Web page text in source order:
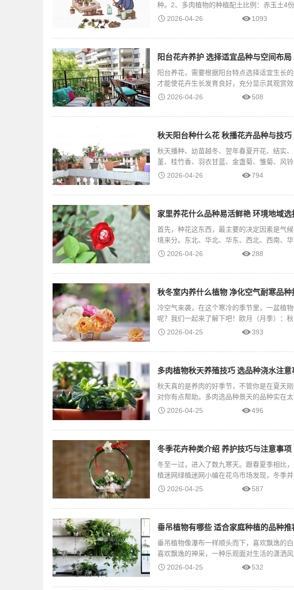
种。2、多肉植物的种植配土比例：赤玉土4
壳混2026-04-26 1093
阳台花卉养护 选择适宜品种与空间布局
阳台养花，需要根据阳台特点选择适宜生长
才能使花卉生长发育良好，充分显示其观赏
国 2026-04-26 508
秋天阳台种什么花 秋播花卉品种与技巧
秋天播种、幼苗越冬、翌年春夏开花、结实
堇、桂竹香、羽衣甘蓝、金盏菊、雏菊、风
苍兰2026-04-26 794
家里养花什么品种易活鲜艳 环境地域选
首先，种花这东西，最主要的决定因素是气
境来分。东北、华北、华东、西北、西南、
内 2026-04-26 288
秋冬室内养什么植物 净化空气耐寒品种
冷空气来袭，在这个寒冷的季节里，一盆植
呢？我们一起来了解下吧！欧月（月季）：
月 2026-04-25 393
多肉植物秋天养殖技巧 选品种浇水注意
秋天真的是养肉的好季节，不管你是在夏天
对你有点帮助。多肉选品种景天的品种实在
懒 2026-04-25 496
冬季花卉种类介绍 养护技巧与注意事项
冬至一过，进入了数九寒天。跟春夏季相比
植迷网绿植迷网小编在花鸟市场发现，冬季
来、2026-04-25 587
垂吊植物有哪些 适合家庭种植的品种推
垂吊植物像瀑布一样顺头而下，喜欢飘逸的
喜欢飘逸的神采，一种乐观面对生活的潇洒
点 2026-04-25 532